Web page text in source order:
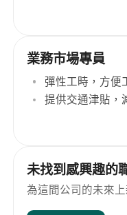
業務市場專員
彈性工時，方便
提供交通津貼，
未找到感興趣的
為這間公司的未來